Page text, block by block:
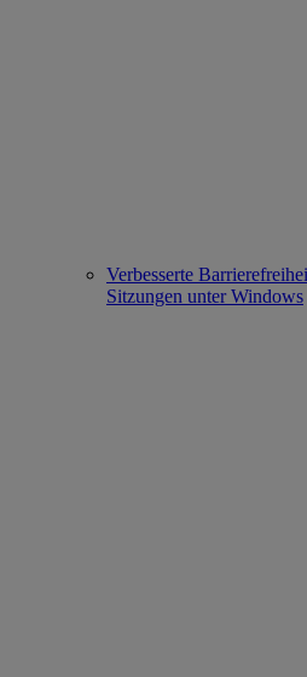
Verbesserte
Sitzungen unter Windows